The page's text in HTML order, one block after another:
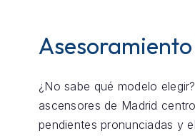
¿No sabe qué modelo
ascensores de Madrid
pendientes pronunciadas y el